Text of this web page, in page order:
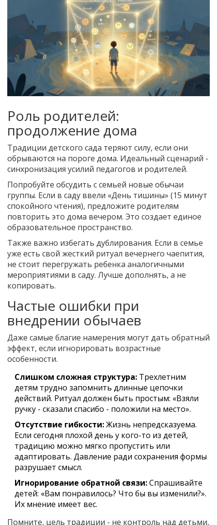
Роль родителей:
продолжение дома
Традиции детского сада теряют силу, если они
обрываются на пороге дома. Идеальный сценарий -
синхронизация усилий педагогов и родителей.
Попробуйте обсудить с семьей новые обычаи
группы. Если в саду ввели «День тишины» (15 минут
спокойного чтения), предложите родителям
повторить это дома вечером. Это создает единое
образовательное пространство.
Также важно избегать дублирования. Если в семье
уже есть свой жесткий ритуал вечернего чаепития,
не стоит перегружать ребенка аналогичными
мероприятиями в саду. Лучше дополнять, а не
копировать.
Частые ошибки при
внедрении обычаев
Даже самые благие намерения могут дать обратный
эффект, если игнорировать возрастные
особенности.
Слишком сложная структура: Трехлетним
детям трудно запомнить длинные цепочки
действий. Ритуал должен быть простым: «Взяли
ручку - сказали спасибо - положили на место».
Отсутствие гибкости:Жизнь непредсказуема.
Если сегодня плохой день у кого-то из детей,
традицию можно мягко пропустить или
адаптировать. Давление ради сохранения формы
разрушает смысл.
Игнорирование обратной связи:Спрашивайте
детей: «Вам понравилось? Что бы вы изменили?».
Их мнение имеет вес.
Помните, цель традиции - не контроль над детьми,